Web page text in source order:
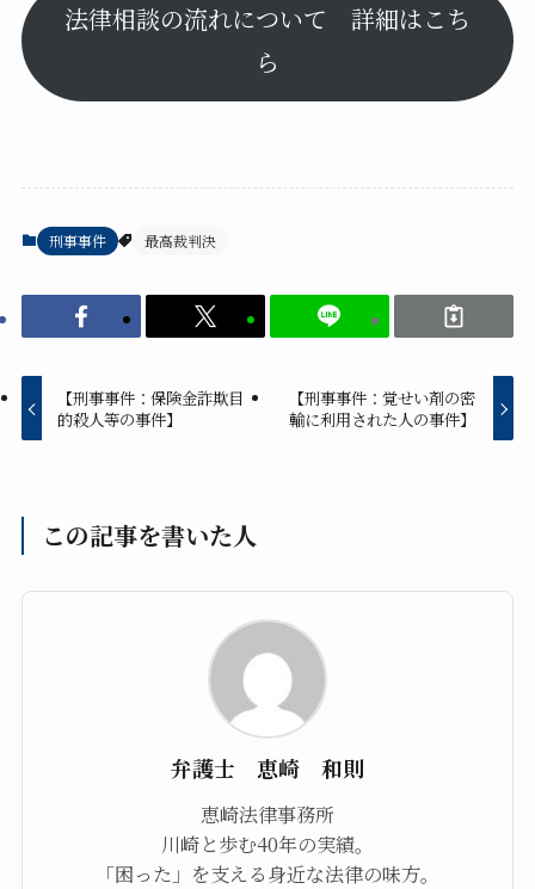
法律相談の流れについて 詳細はこち
ら
刑事事件 最高裁判決
【刑事事件：保険金詐欺目
的殺人等の事件】
【刑事事件：覚せい剤の密
輸に利用された人の事件】
この記事を書いた人
弁護士 恵崎 和則
恵崎法律事務所
川崎と歩む40年の実績。
「困った」を支える身近な法律の味方。